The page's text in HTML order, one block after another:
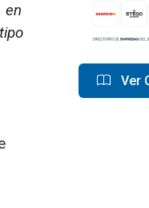
en
Ver